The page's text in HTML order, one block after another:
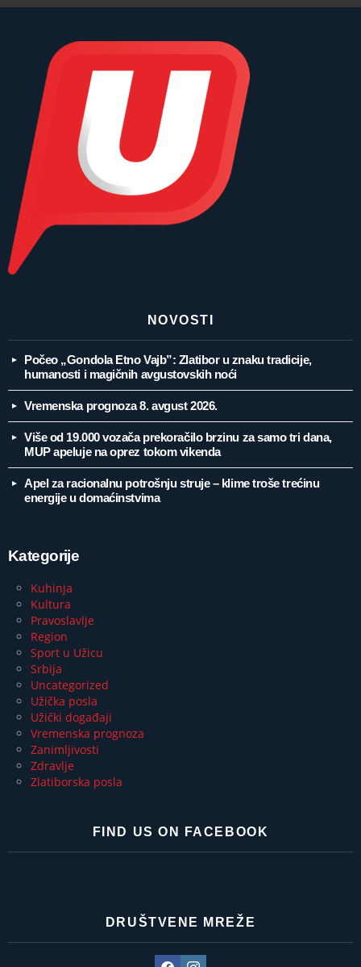
NOVOSTI
Počeo „Gondola Etno Vajb”: Zlatibor u znaku tradicije,
humanosti i magičnih avgustovskih noći
Vremenska prognoza 8. avgust 2026.
Više od 19.000 vozača prekoračilo brzinu za samo tri dana,
MUP apeluje na oprez tokom vikenda
Apel za racionalnu potrošnju struje – klime troše trećinu
energije u domaćinstvima
Kategorije
Kuhinja
Kultura
Pravoslavlje
Region
Sport u Užicu
Srbija
Uncategorized
Užička posla
Užički događaji
Vremenska prognoza
Zanimljivosti
Zdravlje
Zlatiborska posla
FIND US ON FACEBOOK
DRUŠTVENE MREŽE
FacebookInstagram